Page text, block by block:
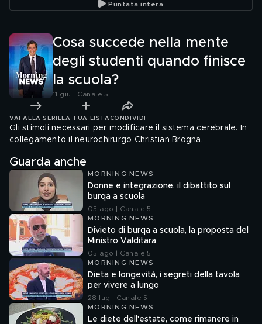
Puntata intera
Cosa succede nella mente
degli studenti quando finisce
la scuola?
11 giu | Canale 5
VAI ALLA SERIE LA TUA LISTA CONDIVIDI
Gli stimoli necessari per modificare il sistema cerebrale. In
collegamento il neurochirurgo Christian Brogna.
Guarda anche
MORNING NEWS
Donne e integrazione, il dibattito sul
burqa a scuola
05 ago | Canale 5
MORNING NEWS
Divieto di burqa a scuola, la proposta del
Ministro Valditara
05 ago | Canale 5
MORNING NEWS
Dieta e longevità, i segreti della tavola
per vivere a lungo
28 lug | Canale 5
MORNING NEWS
Le diete dell'estate, come rimanere in